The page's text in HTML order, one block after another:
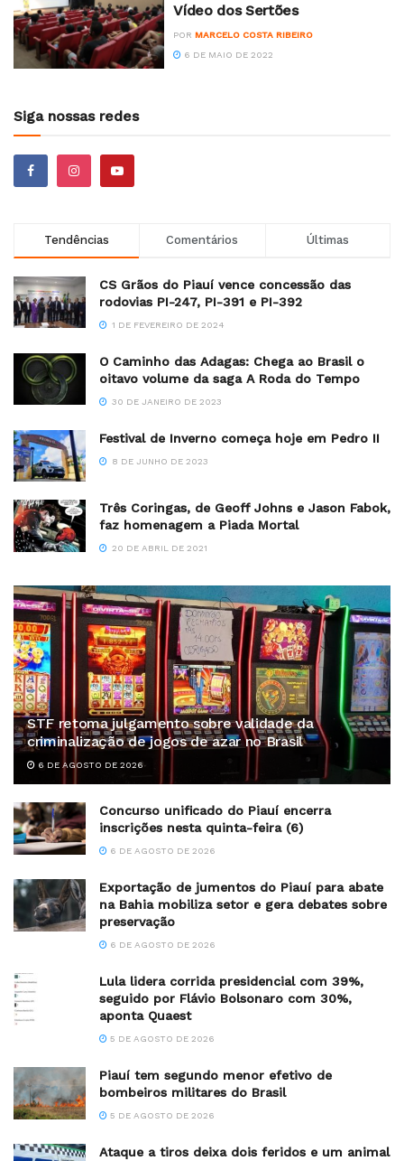
Vídeo dos Sertões
POR MARCELO COSTA RIBEIRO
6 DE MAIO DE 2022
Siga nossas redes
Tendências Comentários Últimas
CS Grãos do Piauí vence concessão das
rodovias PI-247, PI-391 e PI-392
1 DE FEVEREIRO DE 2024
O Caminho das Adagas: Chega ao Brasil o
oitavo volume da saga A Roda do Tempo
30 DE JANEIRO DE 2023
Festival de Inverno começa hoje em Pedro II
8 DE JUNHO DE 2023
Três Coringas, de Geoff Johns e Jason Fabok,
faz homenagem a Piada Mortal
20 DE ABRIL DE 2021
STF retoma julgamento sobre validade da
criminalização de jogos de azar no Brasil
6 DE AGOSTO DE 2026
Concurso unificado do Piauí encerra
inscrições nesta quinta-feira (6)
6 DE AGOSTO DE 2026
Exportação de jumentos do Piauí para abate
na Bahia mobiliza setor e gera debates sobre
preservação
6 DE AGOSTO DE 2026
Lula lidera corrida presidencial com 39%,
seguido por Flávio Bolsonaro com 30%,
aponta Quaest
5 DE AGOSTO DE 2026
Piauí tem segundo menor efetivo de
bombeiros militares do Brasil
5 DE AGOSTO DE 2026
Ataque a tiros deixa dois feridos e um animal